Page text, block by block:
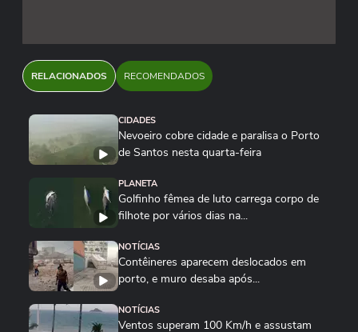
RELACIONADOS RECOMENDADOS
CIDADES
Nevoeiro cobre cidade e paralisa o Porto
de Santos nesta quarta-feira
PLANETA
Golfinho fêmea de luto carrega corpo de
filhote por vários dias na...
NOTÍCIAS
Contêineres aparecem deslocados em
porto, e muro desaba após...
NOTÍCIAS
Ventos superam 100 Km/h e assustam